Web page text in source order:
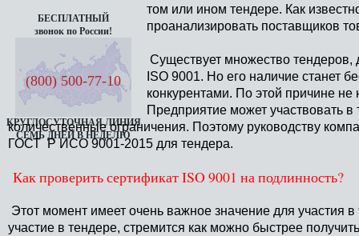
БЕСПЛАТНЫЙ
звонок по России!
(800) 500-77-10
КРУГЛОСУТОЧНАЯ ЛИНИЯ
СЕМЬ ДНЕЙ В НЕДЕЛЮ
том или ином тендере. Как
проанализировать поставщиков
Существует множество тендеров,
ISO 9001. Но его наличие станет
конкурентами. По этой причине
Предприятие может участвовать в
количественные ограничения. Поэтому руководству
ГОСТ Р ИСО 9001-2015 для тендера.
Как проверить сертификат ISO 9001 на подлинность?
Этот момент имеет очень важное значение для участия
участие в тендере, стремится как можно быстрее